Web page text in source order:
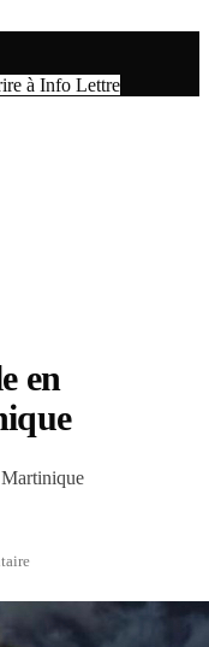
à Info Lettre
en